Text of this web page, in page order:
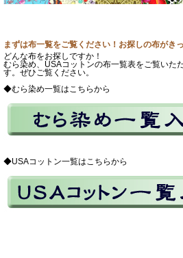
まずは布一覧をご覧ください！お探しの布がき
どんな布をお探しですか！
むら染め、USAコットンの布一覧表をご覧いた
す。ぜひご覧ください。
◆むら染め一覧はこちらから
◆USAコットン一覧はこちらから